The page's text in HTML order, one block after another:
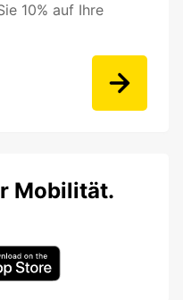
10% auf Ihre
Mobilität.